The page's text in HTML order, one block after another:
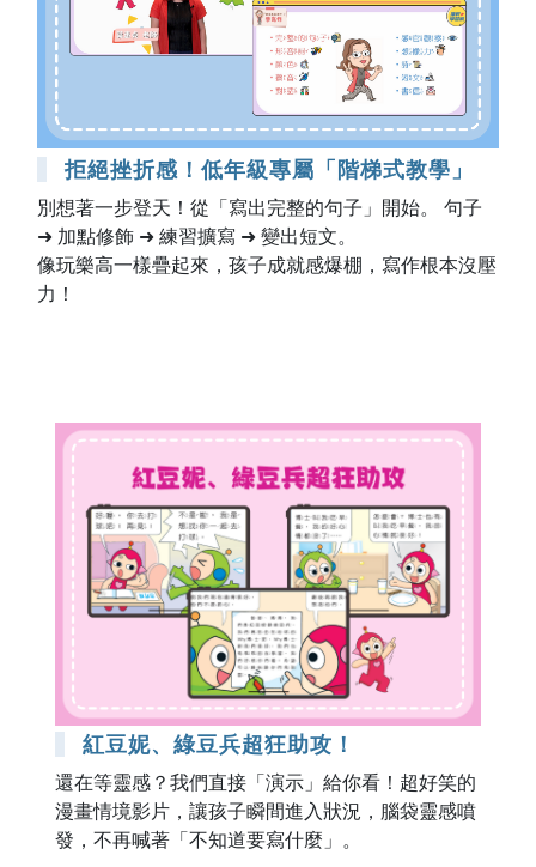
拒絕挫折感！低年級專屬「階梯式教學」
別想著一步登天！從「寫出完整的句子」開始。 句子
➜ 加點修飾 ➜ 練習擴寫 ➜ 變出短文。
像玩樂高一樣疊起來，孩子成就感爆棚，寫作根本沒壓
力！
紅豆妮、綠豆兵超狂助攻！
還在等靈感？我們直接「演示」給你看！超好笑的
漫畫情境影片，讓孩子瞬間進入狀況，腦袋靈感噴
發，不再喊著「不知道要寫什麼」。